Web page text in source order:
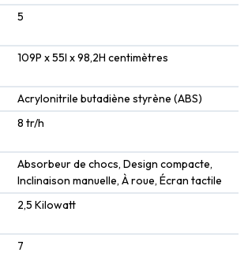
5
109P x 55l x 98,2H centimètres
Acrylonitrile butadiène styrène (ABS)
8 tr/h
Absorbeur de chocs, Design compacte,
Inclinaison manuelle, À roue, Écran tactile
2,5 Kilowatt
7